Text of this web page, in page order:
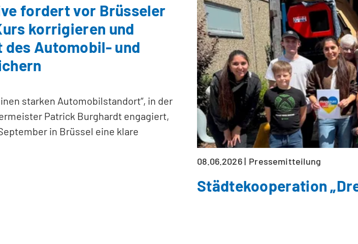
fordert vor Brüsseler
korrigieren und
Automobil- und
starken Automobilstandort“, in der
Patrick Burghardt engagiert,
in Brüssel eine klare
08.06.2026 Pressemitteilung
Städtekooperation